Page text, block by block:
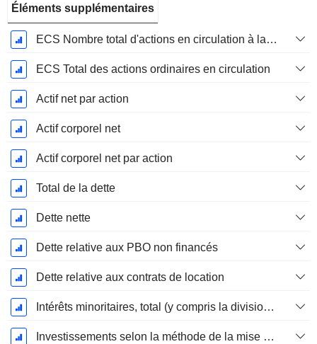
Éléments supplémentaires
ECS Nombre total d'actions en circulation à la date de dépôt
ECS Total des actions ordinaires en circulation
Actif net par action
Actif corporel net
Actif corporel net par action
Total de la dette
Dette nette
Dette relative aux PBO non financés
Dette relative aux contrats de location
Intérêts minoritaires, total (y compris la division financière)
Investissements selon la méthode de la mise en équivalence, total